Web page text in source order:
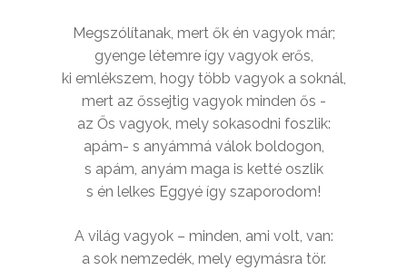
Megszólítanak, mert ők én vagyok már;
gyenge létemre így vagyok erős,
ki emlékszem, hogy több vagyok a soknál,
mert az őssejtig vagyok minden ős -
az Ős vagyok, mely sokasodni foszlik:
apám- s anyámmá válok boldogon,
s apám, anyám maga is ketté oszlik
s én lelkes Eggyé így szaporodom!
A világ vagyok – minden, ami volt, van:
a sok nemzedék, mely egymásra tör.